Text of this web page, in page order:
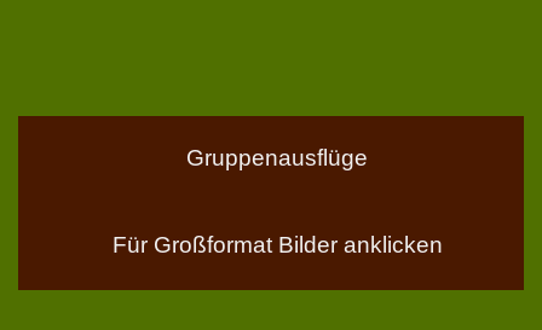
Gruppenausflüge
Für Großformat Bilder anklicken